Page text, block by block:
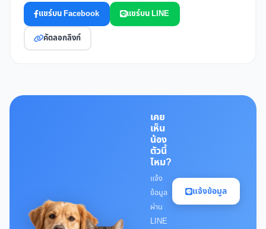
แชร์บน Facebook แชร์บน LINE
คัดลอกลิงก์
เคย
เห็น
น้อง
ตัวนี้
ไหม?
แจ้ง
ข้อมูล
ผ่าน
LINE
แจ้งข้อมูล